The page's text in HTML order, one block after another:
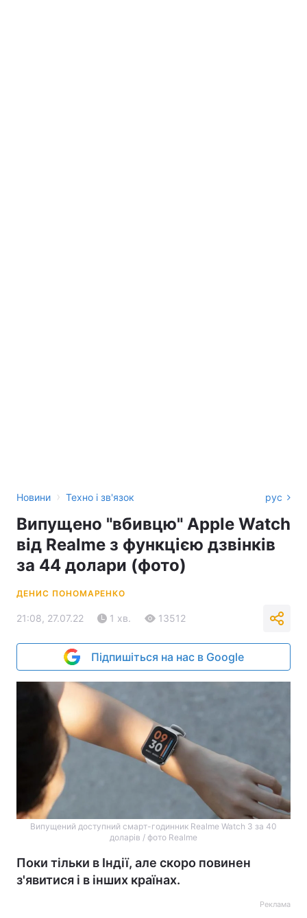
Новини › Техно і зв'язок рус
Випущено "вбивцю" Apple Watch
від Realme з функцією дзвінків
за 44 долари (фото)
ДЕНИС ПОНОМАРЕНКО
21:08, 27.07.22 1 хв. 13512
Підпишіться на нас в Google
Випущений доступний смарт-годинник Realme Watch 3 за 40
доларів / фото Realme
Поки тільки в Індії, але скоро повинен
з'явитися і в інших країнах.
Реклама